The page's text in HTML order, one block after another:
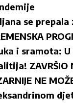
se
i sramota: U
ZAVRŠIO
NE